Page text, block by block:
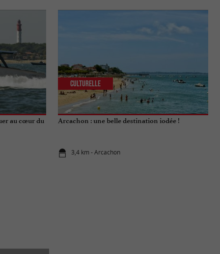
au cœur du
Arcachon : une belle destination iodée !
3,4 km - Arcachon
Culturelle